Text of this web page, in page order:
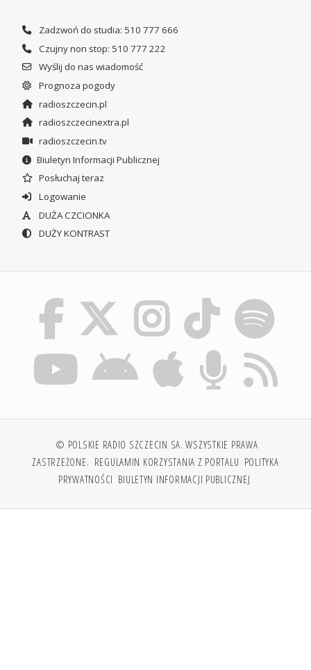
Zadzwoń do studia: 510 777 666
Czujny non stop: 510 777 222
Wyślij do nas wiadomość
Prognoza pogody
radioszczecin.pl
radioszczecinextra.pl
radioszczecin.tv
Biuletyn Informacji Publicznej
Posłuchaj teraz
Logowanie
DUŻA CZCIONKA
DUŻY KONTRAST
© POLSKIE RADIO SZCZECIN SA. WSZYSTKIE PRAWA
ZASTRZEŻONE. REGULAMIN KORZYSTANIA Z PORTALU POLITYKA
PRYWATNOŚCI BIULETYN INFORMACJI PUBLICZNEJ